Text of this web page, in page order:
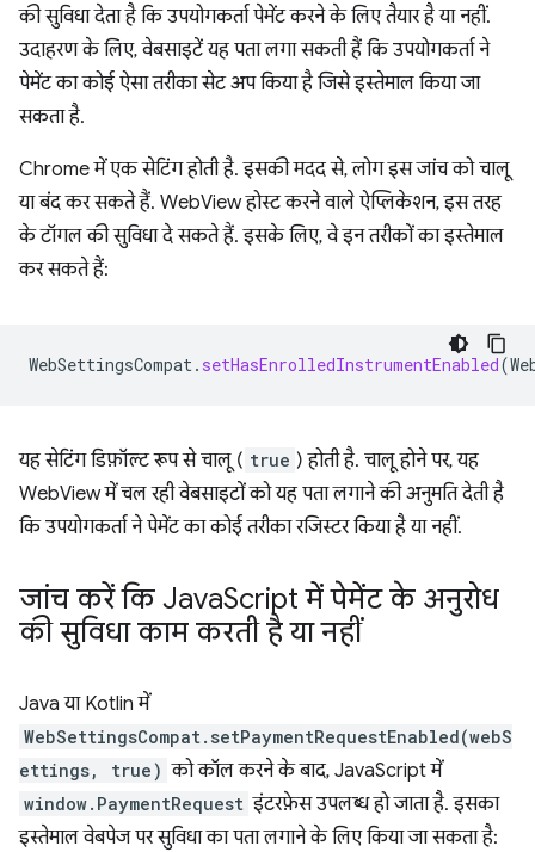
की सुविधा देता है कि उपयोगकर्ता पेमेंट करने के लिए तैयार है या नहीं.
उदाहरण के लिए, वेबसाइटें यह पता लगा सकती हैं कि उपयोगकर्ता ने
पेमेंट का कोई ऐसा तरीका सेट अप किया है जिसे इस्तेमाल किया जा
सकता है.
Chrome में एक सेटिंग होती है. इसकी मदद से, लोग इस जांच को चालू
या बंद कर सकते हैं. WebView होस्ट करने वाले ऐप्लिकेशन, इस तरह
के टॉगल की सुविधा दे सकते हैं. इसके लिए, वे इन तरीकों का इस्तेमाल
कर सकते हैं:
WebSettingsCompat. setHasEnrolledInstrumentEnabled(
यह सेटिंग डिफ़ॉल्ट रूप से चालू ( true ) होती है. चालू होने पर, यह
WebView में चल रही वेबसाइटों को यह पता लगाने की अनुमति देती है
कि उपयोगकर्ता ने पेमेंट का कोई तरीका रजिस्टर किया है या नहीं.
जांच करें कि JavaScript में पेमेंट के अनुरोध
की सुविधा काम करती है या नहीं
Java या Kotlin में
WebSettingsCompat.setPaymentRequestEnabled(webS
ettings, true) को कॉल करने के बाद, JavaScript में
window.PaymentRequest इंटरफ़ेस उपलब्ध हो जाता है. इसका
इस्तेमाल वेबपेज पर सुविधा का पता लगाने के लिए किया जा सकता है: